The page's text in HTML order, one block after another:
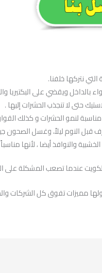
نتركها خلفنا.
بالداخل ويقضي على البكتيريا
حتى لا تنجذب الحشرات إليها .
لنمو الحشرات و كذلك
قبل النوم ليلاً، وغسل الصحون
والنوافذ أيضا ، لأنها
عندما تصعب المشكلة على
مميزات تفوق كل الشركات